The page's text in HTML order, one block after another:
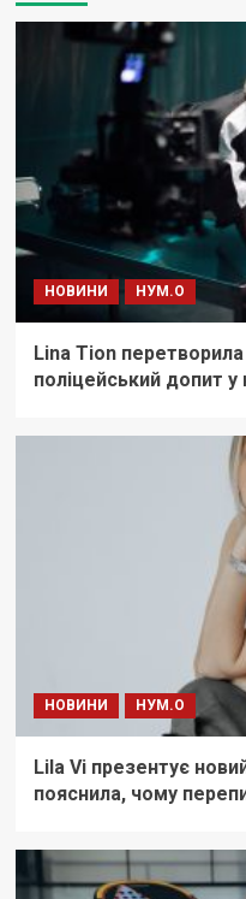
НОВИНИ НУМ.О
Lina Tion
поліцейський допит
НОВИНИ НУМ.О
Lila Vi презентує
пояснила, чому